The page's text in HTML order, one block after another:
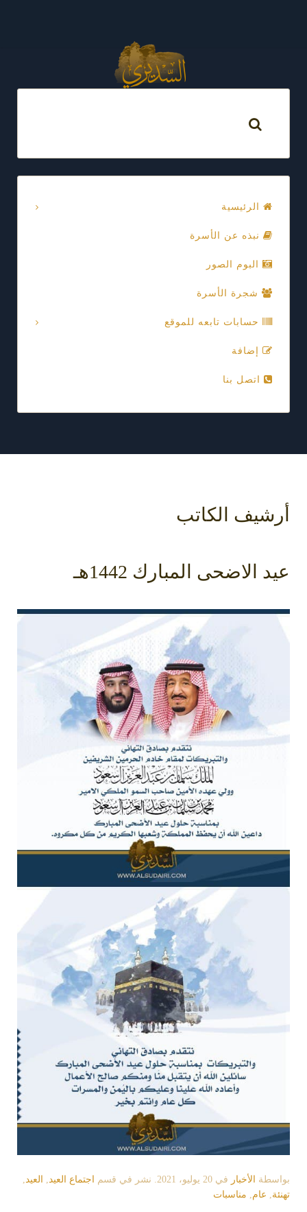
الرئيسية
نبذه عن الأسرة
البوم الصور
شجرة الأسرة
حسابات تابعه للموقع
إضافة
اتصل بنا
أرشيف الكاتب
عيد الاضحى المبارك 1442هـ
بواسطة الأخبار في 20 يوليو، 2021 . نشر في قسم اجتماع العيد, العيد,
تهنئة, عام, مناسبات